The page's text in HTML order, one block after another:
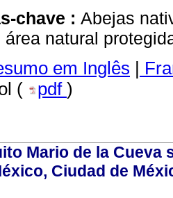
chave : Abejas
área natural
em Inglês |
(
pdf )
Mario de la Cueva
Ciudad de